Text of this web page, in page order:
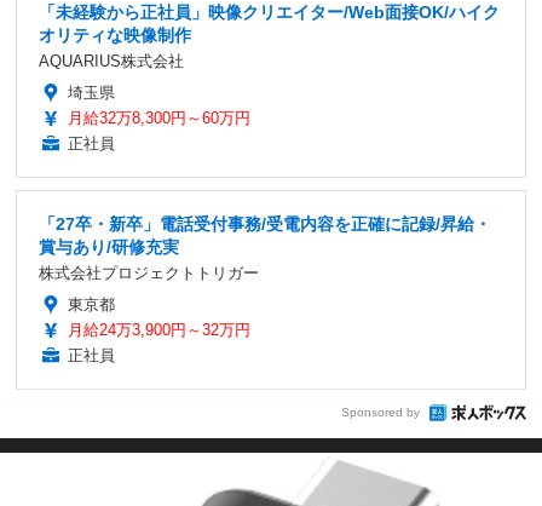
「未経験から正社員」映像クリエイター/Web面接OK/ハイク
オリティな映像制作
AQUARIUS株式会社
埼玉県
月給32万8,300円～60万円
正社員
「27卒・新卒」電話受付事務/受電内容を正確に記録/昇給・
賞与あり/研修充実
株式会社プロジェクトトリガー
東京都
月給24万3,900円～32万円
正社員
Sponsored by